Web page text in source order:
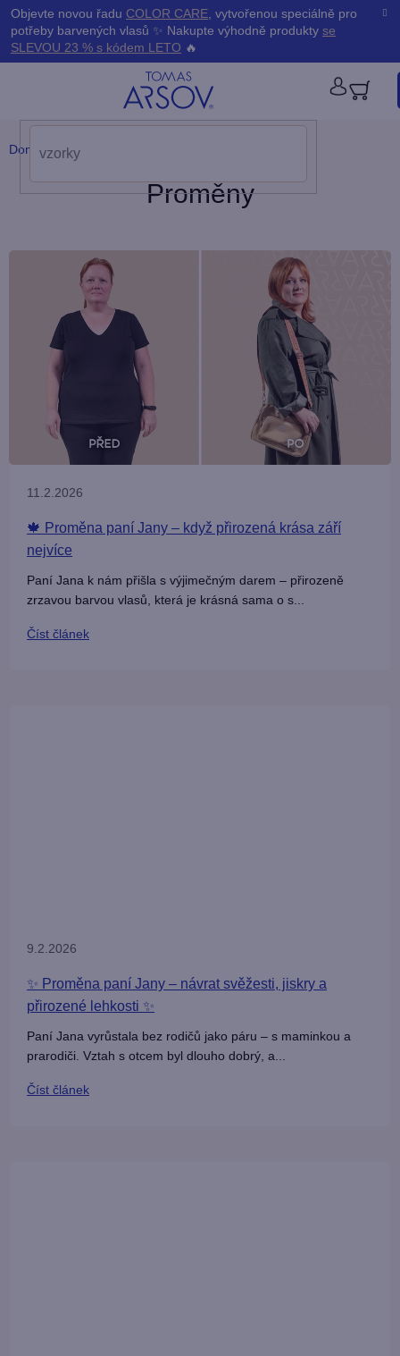
Přejít
na
obsah
Objevte novou řadu COLOR CARE, vytvořenou speciálně pro
potřeby barvených vlasů ✨ Nakupte výhodně produkty se
SLEVOU 23 % s kódem LETO 🔥
Domů / Blog
Proměny
V
l
🍁 Proměna paní Jany – když přirozená krása září
nejvíce
11.2.2026
Paní Jana k nám přišla s výjimečným darem – přirozeně
zrzavou barvou vlasů, která je krásná sama o s...
Číst článek
✨ Proměna paní Jany – návrat svěžesti, jiskry a
přirozené lehkosti ✨
9.2.2026
Paní Jana vyrůstala bez rodičů jako páru – s maminkou a
prarodiči. Vztah s otcem byl dlouho dobrý, a...
Číst článek
K
o
Zpět
Zpět